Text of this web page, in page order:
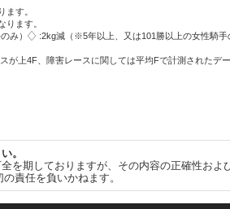
す。
ます。
み）
:2kg減（※5年以上、又は101勝以上の女性騎手
が上4F、障害レースに関しては平均Fで計測されたデ
。
を期しておりますが、その内容の正確性お
責任を負いかねます。